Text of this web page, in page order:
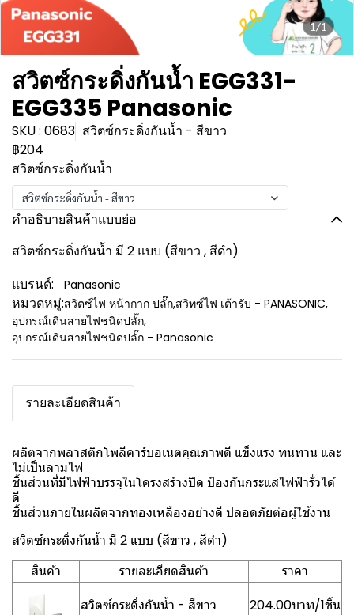
1/1
สวิตซ์กระดิ่งกันน้ำ EGG331-
EGG335 Panasonic
SKU : 0683 สวิตซ์กระดิ่งกันน้ำ - สีขาว
฿204
สวิตซ์กระดิ่งกันน้ำ
สวิตซ์กระดิ่งกันน้ำ - สีขาว
คำอธิบายสินค้าแบบย่อ
สวิตซ์กระดิ่งกันน้ำ มี 2 แบบ (สีขาว , สีดำ)
แบรนด์:
Panasonic
หมวดหมู่:สวิตซ์ไฟ หน้ากาก ปลั๊ก,สวิทซ์ไฟ เต้ารับ - PANASONIC,
อุปกรณ์เดินสายไฟชนิดปลั๊ก,
อุปกรณ์เดินสายไฟชนิดปลั๊ก - Panasonic
รายละเอียดสินค้า
ผลิตจากพลาสติกโพลีคาร์บอเนตคุณภาพดี แข็งแรง ทนทาน และ
ไม่เป็นลามไฟ
ชิ้นส่วนที่มีไฟฟ้าบรรจุในโครงสร้างปิด ป้องกันกระแสไฟฟ้ารั่วได้
ดี
ชิ้นส่วนภายในผลิตจากทองเหลืองอย่างดี ปลอดภัยต่อผู้ใช้งาน
สวิตซ์กระดิ่งกันน้ำ มี 2 แบบ (สีขาว , สีดำ)
สินค้า
รายละเอียดสินค้า
ราคา
สวิตซ์กระดิ่งกันน้ำ - สีขาว
204.00บาท/1ชิ้น